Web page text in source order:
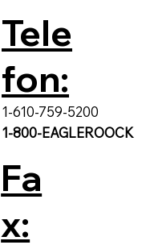
Tele
fon:
1-610-759-5200
1-800-EAGLEROOCK
Fa
x: